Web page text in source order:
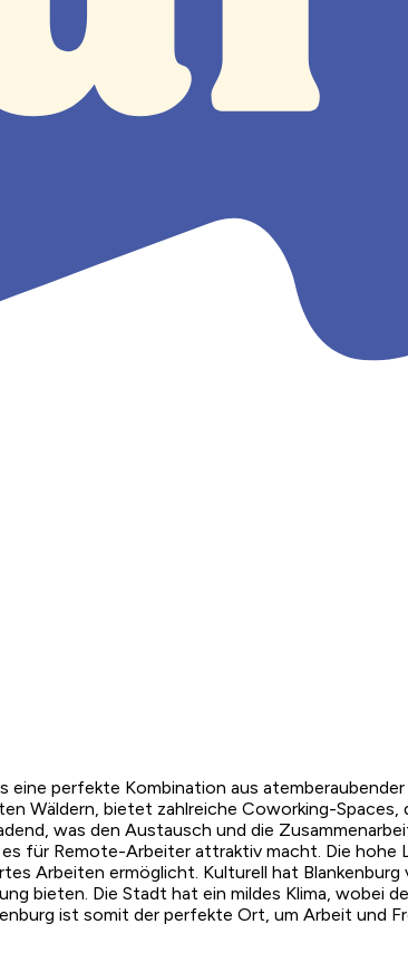
perfekte Kombination aus
Wäldern, bietet zahlreiche Coworking-Spaces,
was den Austausch und die
für Remote-Arbeiter attraktiv macht. Die
Arbeiten ermöglicht. Kulturell hat
bieten. Die Stadt hat ein mildes Klima, wobei
ist somit der perfekte Ort, um Arbeit und